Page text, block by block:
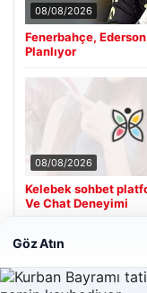
08/08/2026
Fenerbahçe,
Planlıyor
08/08/2026
Kelebek sohbet
Ve Chat Deneyimi
Son Eklenen
Göz Atın